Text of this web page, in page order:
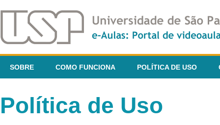
SOBRE COMO FUNCIONA POLÍTICA DE USO
Política de Uso